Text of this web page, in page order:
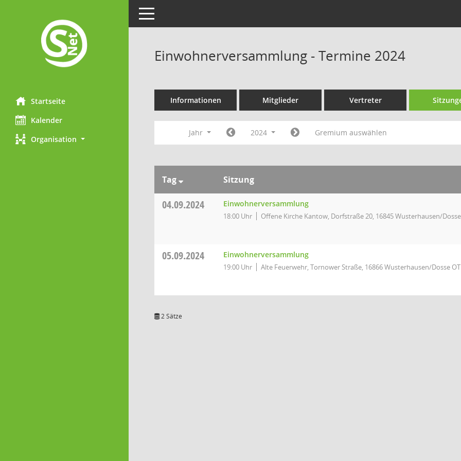
Startseite
Kalender
Organisation
Toggle navigation
Einwohnerversammlung - Termine 2024
Informationen Mitglieder Vertreter
Jahr 2024 Gremium auswählen
Tag Sitzung
04.09.2024 Einwohnerversammlung
18:00 Uhr Offene Kirche Kantow, Dorfstraße 20, 16845 Wusterhausen/
05.09.2024 Einwohnerversammlung
19:00 Uhr Alte Feuerwehr, Tornower Straße, 16866 Wusterhausen/Dosse
2 Sätze